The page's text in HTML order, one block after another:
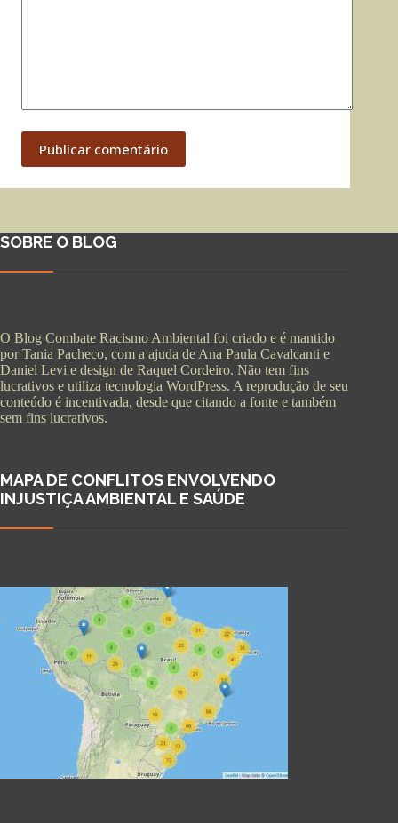
Publicar comentário
SOBRE O BLOG
O Blog Combate Racismo Ambiental foi criado e é mantido
por Tania Pacheco, com a ajuda de Ana Paula Cavalcanti e
Daniel Levi e design de Raquel Cordeiro. Não tem fins
lucrativos e utiliza tecnologia WordPress. A reprodução de seu
conteúdo é incentivada, desde que citando a fonte e também
sem fins lucrativos.
MAPA DE CONFLITOS ENVOLVENDO
INJUSTIÇA AMBIENTAL E SAÚDE